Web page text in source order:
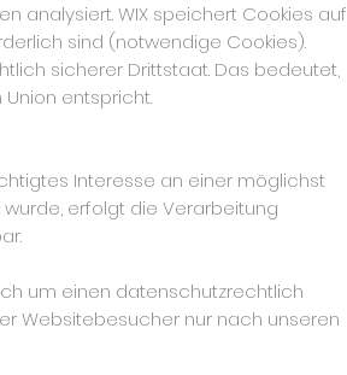
analysiert. WIX speichert Cookies auf
sind (notwendige Cookies).
sicherer Drittstaat. Das bedeutet,
entspricht.
Interesse an einer möglichst
erfolgt die Verarbeitung
um einen datenschutzrechtlich
Websitebesucher nur nach unseren